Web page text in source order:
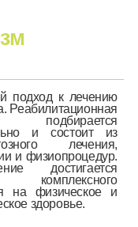
подход к лечению
Реабилитационная
подбирается
и состоит из
лечения,
и физиопроцедур.
достигается
на физическое и
здоровье.